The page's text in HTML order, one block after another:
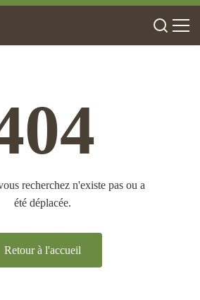
recherchez n'existe pas ou a
été déplacée.
Retour à l'accueil